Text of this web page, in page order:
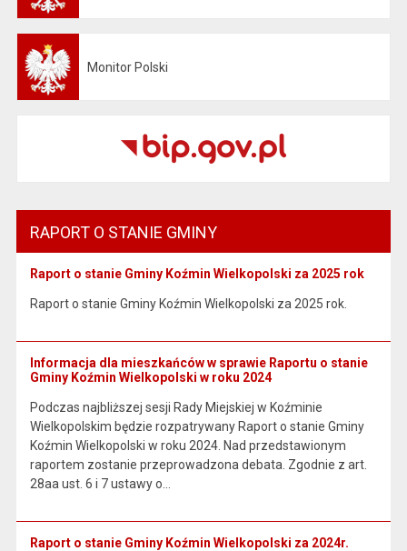
Monitor Polski
RAPORT O STANIE GMINY
Raport o stanie Gminy Koźmin Wielkopolski za 2025 rok
Raport o stanie Gminy Koźmin Wielkopolski za 2025 rok.
Informacja dla mieszkańców w sprawie Raportu o stanie
Gminy Koźmin Wielkopolski w roku 2024
Podczas najbliższej sesji Rady Miejskiej w Koźminie
Wielkopolskim będzie rozpatrywany Raport o stanie Gminy
Koźmin Wielkopolski w roku 2024. Nad przedstawionym
raportem zostanie przeprowadzona debata. Zgodnie z art.
28aa ust. 6 i 7 ustawy o…
Raport o stanie Gminy Koźmin Wielkopolski za 2024r.